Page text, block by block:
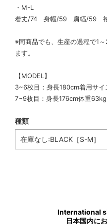
・M-L
着丈/74 身幅/59 肩幅/59
※同商品でも、生産の過程で1
ます。
【MODEL】
3~6枚目：身長180cm着用サ
7~9枚目：身長176cm体重
種類
International
日本国内に